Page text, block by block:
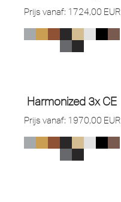
Prijs vanaf: 1724,00 EUR
Harmonized 3x CE
Prijs vanaf: 1970,00 EUR